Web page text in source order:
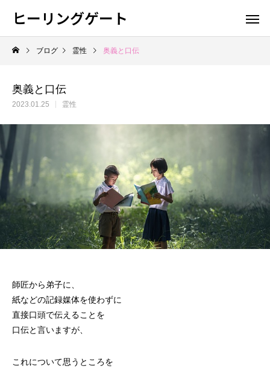
ヒーリングゲート
ブログ 霊性 奥義と口伝
奥義と口伝
2023.01.25 霊性
師匠から弟子に、
紙などの記録媒体を使わずに
直接口頭で伝えることを
口伝と言いますが、
これについて思うところを